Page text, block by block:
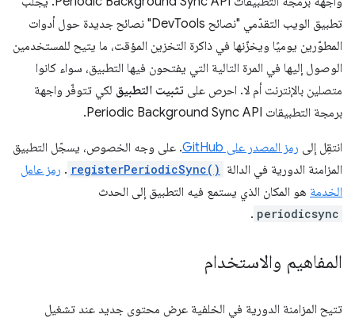
تطبيق الويب التقدّمي "نصائح DevTools" نصائح جديدة حول أدوات
المطوّرين يوميًا ويخزّنها في ذاكرة التخزين المؤقت، ما يتيح للمستخدمين
الوصول إليها في المرة التالية التي يفتحون فيها التطبيق، سواء كانوا
متصلين بالإنترنت أم لا. احرص على تثبيت التطبيق لكي تتوفّر واجهة
برمجة التطبيقات Periodic Background Sync API.
انتقِل إلى رمز المصدر على GitHub
. على وجه الخصوص، يسجّل التطبيق
المزامنة الدورية في الدالة registerPeriodicSync()
. رمز عامل
الخدمة هو المكان الذي يستمع فيه التطبيق إلى الحدث
periodicsync
.
المفاهيم والاستخدام
تتيح المزامنة الدورية في الخلفية عرض محتوى جديد عند تشغيل